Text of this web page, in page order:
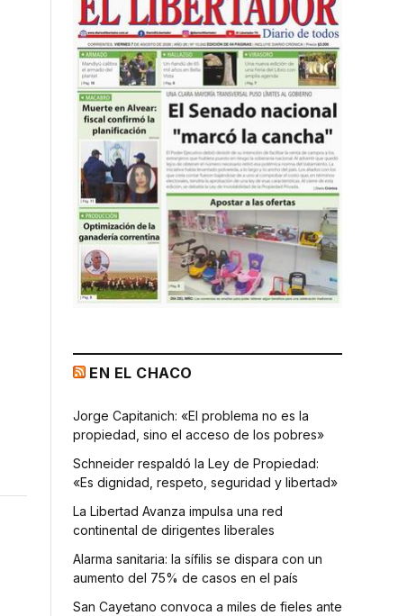
EN EL CHACO
Jorge Capitanich: «El problema no es la
propiedad, sino el acceso de los pobres»
Schneider respaldó la Ley de Propiedad:
«Es dignidad, respeto, seguridad y libertad»
La Libertad Avanza impulsa una red
continental de dirigentes liberales
Alarma sanitaria: la sífilis se dispara con un
aumento del 75% de casos en el país
San Cayetano convoca a miles de fieles ante